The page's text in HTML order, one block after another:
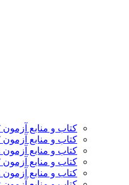
کتاب و منابع آزمون IMAT آیمت ایتالیا
کتاب و منابع آزمون BMAT انگلستان
کتاب و منابع آزمون USMLE آمریکا
کتاب و منابع آزمون MCAT امریکا و کانادا
کتاب و منابع آزمون MCCQE کانادا